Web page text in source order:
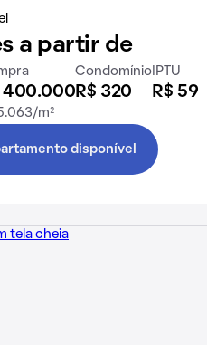
a partir de
400.000
m²
Condomínio
R$ 320
IPTU
R$ 59
disponível